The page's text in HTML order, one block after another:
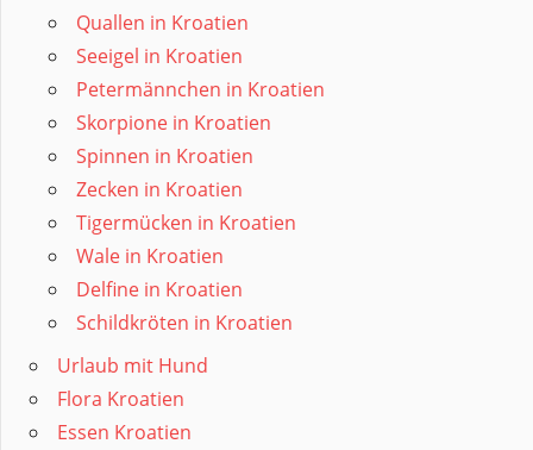
Quallen in Kroatien
Seeigel in Kroatien
Petermännchen in Kroatien
Skorpione in Kroatien
Spinnen in Kroatien
Zecken in Kroatien
Tigermücken in Kroatien
Wale in Kroatien
Delfine in Kroatien
Schildkröten in Kroatien
Urlaub mit Hund
Flora Kroatien
Essen Kroatien